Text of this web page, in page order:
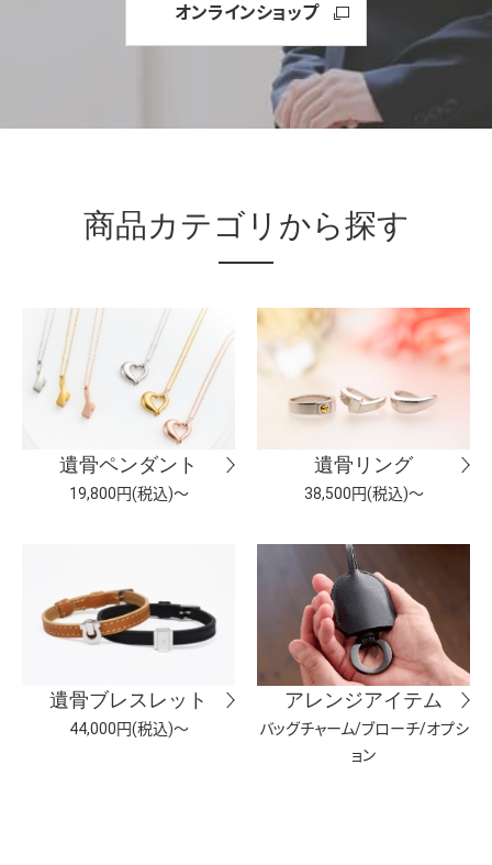
オンラインショップ
商品カテゴリから探す
遺骨ペンダント
19,800円(税込)～
遺骨リング
38,500円(税込)～
遺骨ブレスレット
44,000円(税込)～
アレンジアイテム
バッグチャーム/ブローチ/オプシ
ョン